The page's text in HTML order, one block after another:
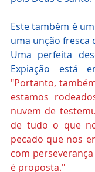
Este também é
uma unção fresca
Uma perfeita
Expiação está
"Portanto,
estamos
nuvem de
de tudo o que
pecado que nos
com
é proposta."